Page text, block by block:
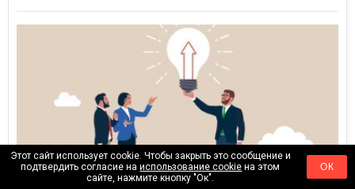
Этот сайт использует cookie. Чтобы закрыть это сообщение и
подтвердить согласие наиспользование cookie на этом
сайте, нажмите кнопку "Ок".
ОК